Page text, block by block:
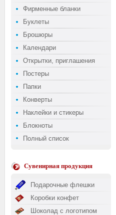
Фирменные бланки
Буклеты
Брошюры
Календари
Открытки, приглашения
Постеры
Папки
Конверты
Наклейки и стикеры
Блокноты
Полный список
Сувенирная продукция
Подарочные флешки
Коробки конфет
Шоколад с логотипом